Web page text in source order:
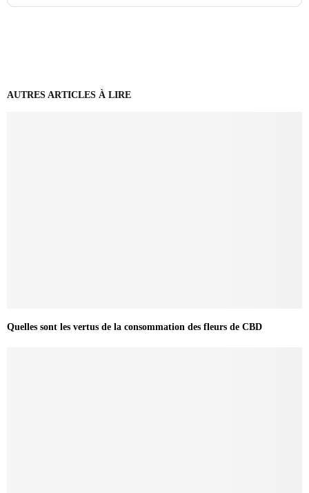
AUTRES ARTICLES À LIRE
Quelles sont les vertus de la consommation des fleurs de CBD